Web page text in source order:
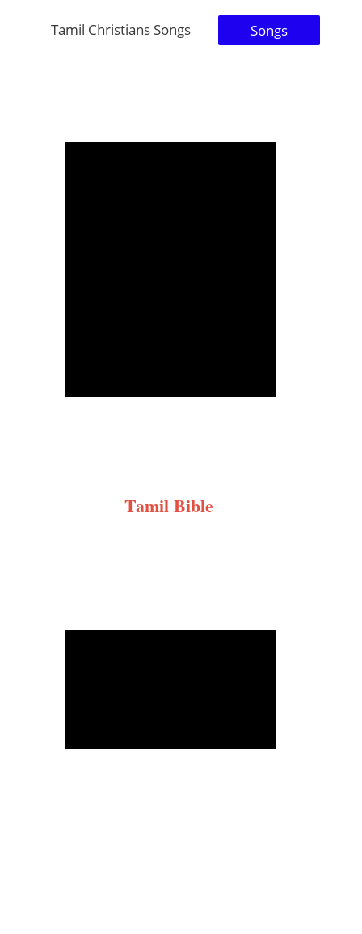
Tamil Christians Songs Songs
Tamil Bible